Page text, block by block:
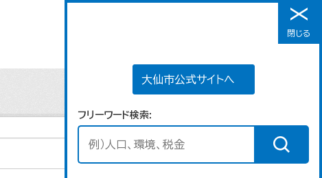
メニュー
大仙市公式サイトへ
フリーワード検索
閉じる